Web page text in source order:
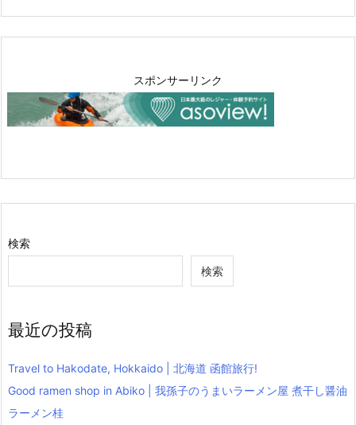
スポンサーリンク
検索
検索
最近の投稿
Travel to Hakodate, Hokkaido | 北海道 函館旅行!
Good ramen shop in Abiko | 我孫子のうまいラーメン屋 煮干し醤油
ラーメン桂